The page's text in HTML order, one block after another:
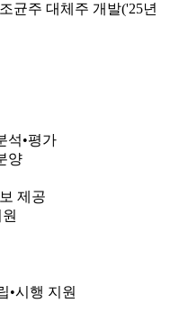
균주 대체주 개발('25년
석•평가
양
제공
•시행 지원